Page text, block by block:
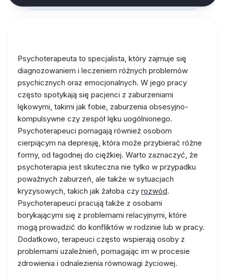
Psychoterapeuta to specjalista, który zajmuje się
diagnozowaniem i leczeniem różnych problemów
psychicznych oraz emocjonalnych. W jego pracy
często spotykają się pacjenci z zaburzeniami
lękowymi, takimi jak fobie, zaburzenia obsesyjno-
kompulsywne czy zespół lęku uogólnionego.
Psychoterapeuci pomagają również osobom
cierpiącym na depresję, która może przybierać różne
formy, od łagodnej do ciężkiej. Warto zaznaczyć, że
psychoterapia jest skuteczna nie tylko w przypadku
poważnych zaburzeń, ale także w sytuacjach
kryzysowych, takich jak żałoba czy rozwód.
Psychoterapeuci pracują także z osobami
borykającymi się z problemami relacyjnymi, które
mogą prowadzić do konfliktów w rodzinie lub w pracy.
Dodatkowo, terapeuci często wspierają osoby z
problemami uzależnień, pomagając im w procesie
zdrowienia i odnalezienia równowagi życiowej.